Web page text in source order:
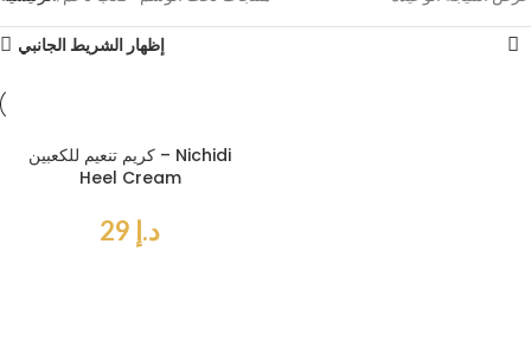
إظهار الشريط الجانبي
كريم تنعيم للكعبين – Nichidi
Heel Cream
د.إ